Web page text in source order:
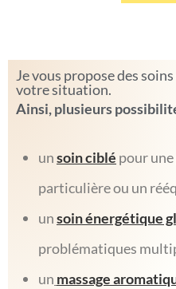
Je vous propose des
votre situation.
Ainsi, plusieurs
unsoin ciblé pour
particulière ou un
unsoin énergétique
problématiques
un massage